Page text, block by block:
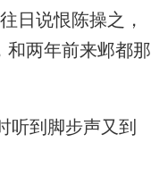
日说恨陈操之，
和两年前来邺都那
到脚步声又到